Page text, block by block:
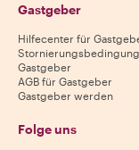
Gastgeber
Hilfecenter für
Gastgeber
AGB für Gastgeber
Gastgeber werden
Folge uns